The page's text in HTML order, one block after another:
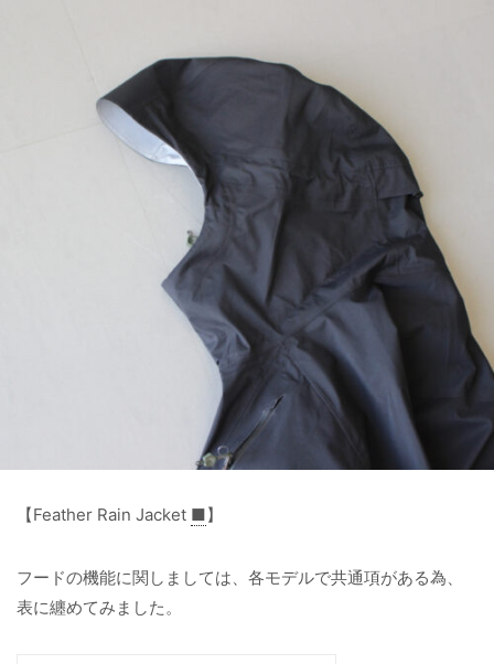
【Feather Rain Jacket ■】
フードの機能に関しましては、各モデルで共通項がある為、
表に纏めてみました。